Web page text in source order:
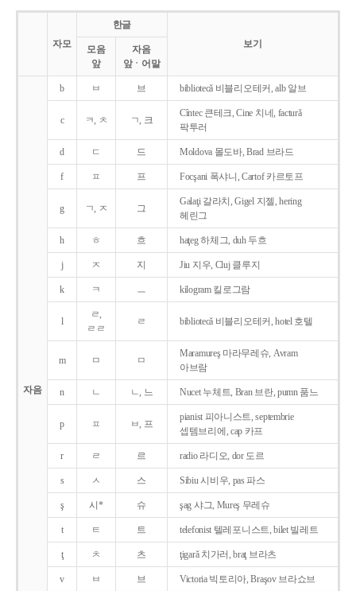
자모
한글
보기
모음
앞
자음
앞ㆍ어말
자음
b ㅂ 브 bibliotecǎ 비블리오테커, alb 알브
c ㅋ, ㅊ ㄱ, 크
Cîntec 큰테크, Cine 치네, facturǎ
팍투러
d ㄷ 드 Moldova 몰도바, Brad 브라드
f ㅍ 프 Focşani 폭샤니, Cartof 카르토프
g ㄱ, ㅈ 그
Galaţi 갈라치, Gigel 지젤, hering
헤린그
h ㅎ 흐 haţeg 하체그, duh 두흐
j ㅈ 지 Jiu 지우, Cluj 클루지
k ㅋ ㅡ kilogram 킬로그람
l
ㄹ,
ㄹㄹ
ㄹ bibliotecǎ 비블리오테커, hotel 호텔
m ㅁ ㅁ
Maramureş 마라무레슈, Avram
아브람
n ㄴ ㄴ, 느 Nucet 누체트, Bran 브란, pumn 품느
p ㅍ ㅂ, 프
pianist 피아니스트, septembrie
셉템브리에, cap 카프
r ㄹ 르 radio 라디오, dor 도르
s ㅅ 스 Sibiu 시비우, pas 파스
ş 시* 슈 şag 샤그, Mureş 무레슈
t ㅌ 트 telefonist 텔레포니스트, bilet 빌레트
ţ ㅊ 츠 ţigarǎ 치가러, braţ 브라츠
v ㅂ 브 Victoria 빅토리아, Braşov 브라쇼브